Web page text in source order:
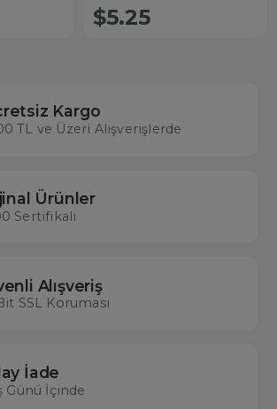
(6500K
6500K Beyaz Lamba Akü
Maşalı Anahtarlı
$5.25
Kargo
TL ve Üzeri Alışverişlerde
Ürünler
Sertifikalı
Alışveriş
SSL Koruması
İade
Günü İçinde